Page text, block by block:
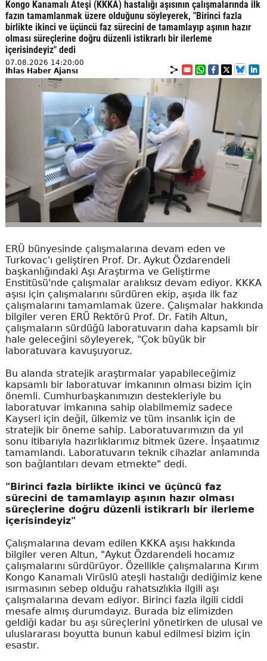
Kongo Kanamalı Ateşi (KKKA) hastalığı aşısının çalışmalarında ilk
fazın tamamlanmak üzere olduğunu söyleyerek, "Birinci fazla
birlikte ikinci ve üçüncü faz sürecini de tamamlayıp aşının hazır
olması süreçlerine doğru düzenli istikrarlı bir ilerleme
içerisindeyiz" dedi
07.08.2026 14:20:00
İhlas Haber Ajansı
ERÜ bünyesinde çalışmalarına devam eden ve
Turkovac'ı geliştiren Prof. Dr. Aykut Özdarendeli
başkanlığındaki Aşı Araştırma ve Geliştirme
Enstitüsü'nde çalışmalar aralıksız devam ediyor. KKKA
aşısı için çalışmalarını sürdüren ekip, aşıda ilk faz
çalışmalarını tamamlamak üzere. Çalışmalar hakkında
bilgiler veren ERÜ Rektörü Prof. Dr. Fatih Altun,
çalışmaların sürdüğü laboratuvarın daha kapsamlı bir
hale geleceğini söyleyerek, "Çok büyük bir
laboratuvara kavuşuyoruz.
Bu alanda stratejik araştırmalar yapabileceğimiz
kapsamlı bir laboratuvar imkanının olması bizim için
önemli. Cumhurbaşkanımızın destekleriyle bu
laboratuvar imkanına sahip olabilmemiz sadece
Kayseri için değil, ülkemiz ve tüm insanlık için de
stratejik bir öneme sahip. Laboratuvarımızın da yıl
sonu itibarıyla hazırlıklarımız bitmek üzere. İnşaatımız
tamamlandı. Laboratuvarın teknik cihazlar anlamında
son bağlantıları devam etmekte" dedi.
"Birinci fazla birlikte ikinci ve üçüncü faz
sürecini de tamamlayıp aşının hazır olması
süreçlerine doğru düzenli istikrarlı bir ilerleme
içerisindeyiz"
Çalışmalarına devam edilen KKKA aşısı hakkında
bilgiler veren Altun, "Aykut Özdarendeli hocamız
çalışmalarını sürdürüyor. Özellikle çalışmalarına Kırım
Kongo Kanamalı Virüslü ateşli hastalığı dediğimiz kene
ısırmasının sebep olduğu rahatsızlıkla ilgili aşı
çalışmalarına devam ediyor. Birinci fazla ilgili ciddi
mesafe almış durumdayız. Burada biz elimizden
geldiği kadar bu aşı süreçlerini yönetirken de ulusal ve
uluslararası boyutta bunun kabul edilmesi bizim için
esastır.